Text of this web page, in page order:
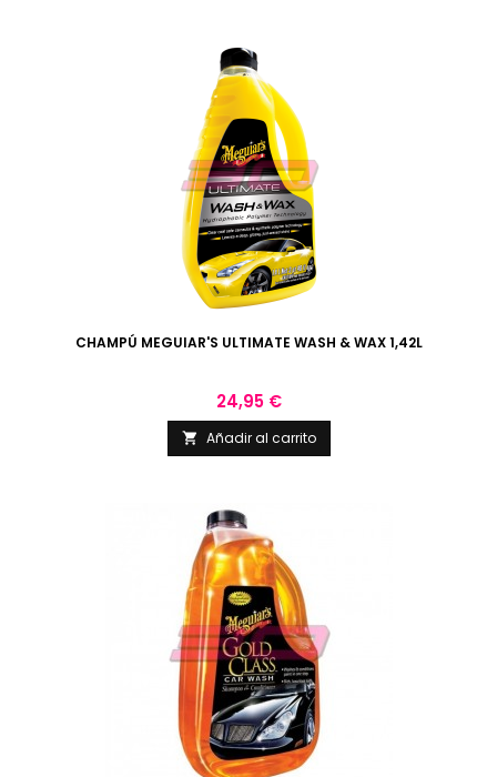
CHAMPÚ MEGUIAR'S ULTIMATE WASH & WAX 1,42L
Precio
24,95 €
 Añadir al carrito